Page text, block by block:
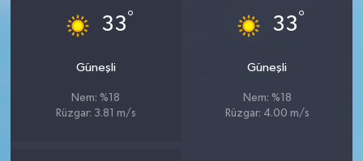
33°
Güneşli
Nem: %18
Rüzgar: 3.81 m/s
33°
Güneşli
Nem: %18
Rüzgar: 4.00 m/s